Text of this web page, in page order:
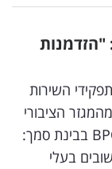
"הזדמנות
חדשים לתפקידי השירות
הציבורי
והעסקי בשוק. קרן חמני, מנהלת חטיבת BPO בבינת סמך:
בעלי